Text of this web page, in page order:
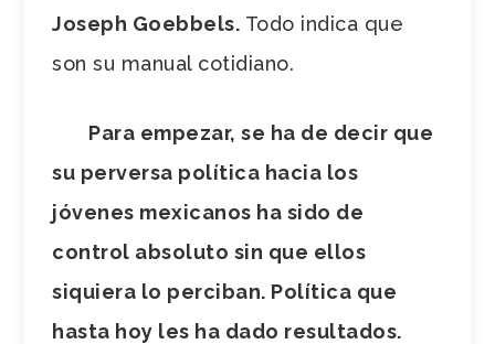
Joseph Goebbels. Todo indica que
son su manual cotidiano.
Para empezar, se ha de decir que
su perversa política hacia los
jóvenes mexicanos ha sido de
control absoluto sin que ellos
siquiera lo perciban. Política que
hasta hoy les ha dado resultados.